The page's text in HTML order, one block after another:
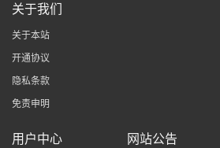
关于我们
关于本站
开通协议
隐私条款
免责申明
用户中心 网站公告